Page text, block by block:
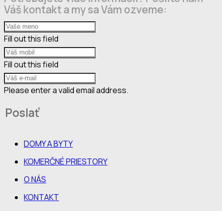
Váš kontakt a my sa Vám ozveme:
Fill out this field
Fill out this field
Please enter a valid email address.
Poslať
DOMY A BYTY
KOMERČNÉ PRIESTORY
O NÁS
KONTAKT